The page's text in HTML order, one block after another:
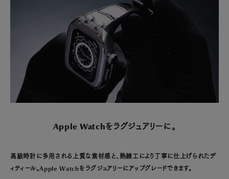
Apple Watchをラグジュアリーに。
高級時計に多用される上質な素材感と、熟練工により丁寧に仕上げられたデ
ィティール。Apple Watchをラグジュアリーにアップグレードできます。